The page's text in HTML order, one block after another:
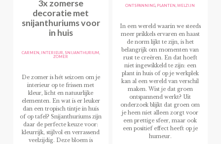
3x zomerse
decoratie met
snijanthuriums voor
in huis
CARMEN, INTERIEUR, SNIJANTHURIUM,
ZOMER
De zomer is hét seizoen om je
interieur op te frissen met
kleur, licht en natuurlijke
elementen. En wat is er leuker
dan een tropisch tintje in huis
of op tafel? Snijanthuriums zijn
daar de perfecte keuze voor:
kleurrijk, stijlvol en verrassend
veelzijdig. Deze bloem is
ONTSPANNING, PLANTEN,WELZIJN
In een wereld waarin we steeds
meer prikkels ervaren en haast
de norm lijkt te zijn, is het
belangrijk om momenten van
rust te creëren. En dat hoeft
niet ingewikkeld te zijn: een
plant in huis of op je werkplek
kan al een wereld van verschil
maken. Wist je dat groen
ontspannend werkt? Uit
onderzoek blijkt dat groen om
je heen niet alleen zorgt voor
een prettige sfeer, maar ook
een positief effect heeft op je
humeur.